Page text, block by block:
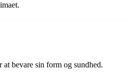
bevare sin form og sundhed.